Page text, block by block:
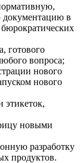
документацию в
готового
вопроса;
нового
нового
этикеток,
новыми
разработку
продуктов.